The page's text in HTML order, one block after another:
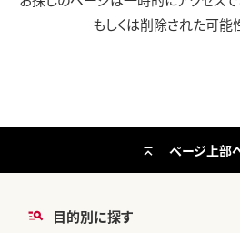
もしくは削除された可能
目的別に探す
ページ上部